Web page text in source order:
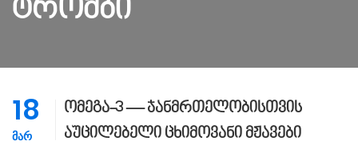
ᲢᲠᲝᲛᲑᲘ
18
ᲛᲐᲠ
ომეგა-3 — ჯანმრთელობისთვის
აუცილებელი ცხიმოვანი მჟავები